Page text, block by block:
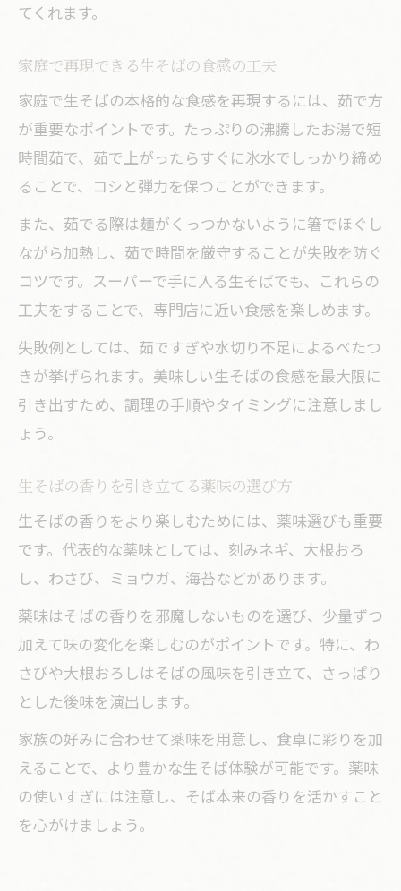
てくれます。
家庭で再現できる生そばの食感の工夫
家庭で生そばの本格的な食感を再現するには、茹で方
が重要なポイントです。たっぷりの沸騰したお湯で短
時間茹で、茹で上がったらすぐに氷水でしっかり締め
ることで、コシと弾力を保つことができます。
また、茹でる際は麺がくっつかないように箸でほぐし
ながら加熱し、茹で時間を厳守することが失敗を防ぐ
コツです。スーパーで手に入る生そばでも、これらの
工夫をすることで、専門店に近い食感を楽しめます。
失敗例としては、茹ですぎや水切り不足によるべたつ
きが挙げられます。美味しい生そばの食感を最大限に
引き出すため、調理の手順やタイミングに注意しまし
ょう。
生そばの香りを引き立てる薬味の選び方
生そばの香りをより楽しむためには、薬味選びも重要
です。代表的な薬味としては、刻みネギ、大根おろ
し、わさび、ミョウガ、海苔などがあります。
薬味はそばの香りを邪魔しないものを選び、少量ずつ
加えて味の変化を楽しむのがポイントです。特に、わ
さびや大根おろしはそばの風味を引き立て、さっぱり
とした後味を演出します。
家族の好みに合わせて薬味を用意し、食卓に彩りを加
えることで、より豊かな生そば体験が可能です。薬味
の使いすぎには注意し、そば本来の香りを活かすこと
を心がけましょう。